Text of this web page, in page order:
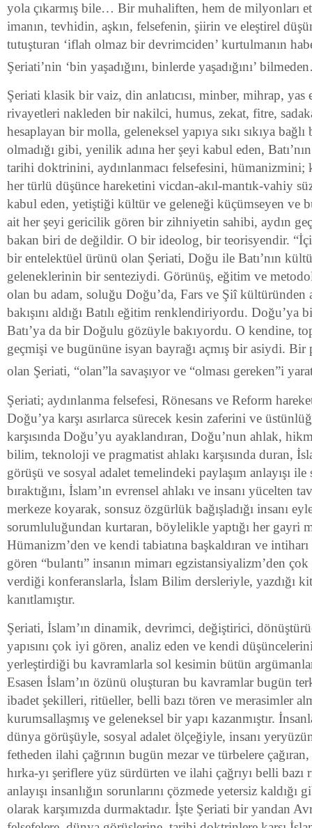
yola çıkarmış bile… Bir muhaliften, hem de milyonları
imanın, tevhidin, aşkın, felsefenin, şiirin ve eleştirel
tutuşturan ‘iflah olmaz bir devrimciden’ kurtulmanın
Şeriati’nin ‘bin yaşadığını, binlerde yaşadığını’
Şeriati klasik bir vaiz, din anlatıcısı, minber, mihrap, yas
rivayetleri nakleden bir nakilci, humus, zekat, fitre,
hesaplayan bir molla, geleneksel yapıya sıkı sıkıya
olmadığı gibi, yenilik adına her şeyi kabul eden,
tarihi doktrinini, aydınlanmacı felsefesini, hümanizmini;
her türlü düşünce hareketini vicdan-akıl-mantık-vahiy
kabul eden, yetiştiği kültür ve geleneği küçümseyen ve
ait her şeyi gericilik gören bir zihniyetin sahibi, aydın
bakan biri de değildir. O bir ideolog, bir teorisyendir.
bir entelektüel ürünü olan Şeriati, Doğu ile Batı’nın
geleneklerinin bir senteziydi. Görünüş, eğitim ve
olan bu adam, soluğu Doğu’da, Fars ve Şiî kültüründen
bakışını aldığı Batılı eğitim renklendiriyordu. Doğu’ya
Batı’ya da bir Doğulu gözüyle bakıyordu. O kendine,
geçmişi ve bugününe isyan bayrağı açmış bir asiydi. Bir
olan Şeriati, “olan”la savaşıyor ve “olması gereken”i
Şeriati; aydınlanma felsefesi, Rönesans ve Reform
Doğu’ya karşı asırlarca sürecek kesin zaferini ve
karşısında Doğu’yu ayaklandıran, Doğu’nun ahlak,
bilim, teknoloji ve pragmatist ahlakı karşısında duran,
görüşü ve sosyal adalet temelindeki paylaşım anlayışı
bıraktığını, İslam’ın evrensel ahlakı ve insanı yücelten
merkeze koyarak, sonsuz özgürlük bağışladığı insanı
sorumluluğundan kurtaran, böylelikle yaptığı her gayri
Hümanizm’den ve kendi tabiatına başkaldıran ve
gören “bulantı” insanın mimarı egzistansiyalizm’den
verdiği konferanslarla, İslam Bilim dersleriyle, yazdığı
kanıtlamıştır.
Şeriati, İslam’ın dinamik, devrimci, değiştirici,
yapısını çok iyi gören, analiz eden ve kendi
yerleştirdiği bu kavramlarla sol kesimin bütün
Esasen İslam’ın özünü oluşturan bu kavramlar bugün
ibadet şekilleri, ritüeller, belli bazı tören ve merasimler
kurumsallaşmış ve geleneksel bir yapı kazanmıştır.
dünya görüşüyle, sosyal adalet ölçeğiyle, insanı
fetheden ilahi çağrının bugün mezar ve türbelere çağıran,
hırka-yı şeriflere yüz sürdürten ve ilahi çağrıyı belli
anlayışı insanlığın sorunlarını çözmede yetersiz
olarak karşımızda durmaktadır. İşte Şeriati bir yandan